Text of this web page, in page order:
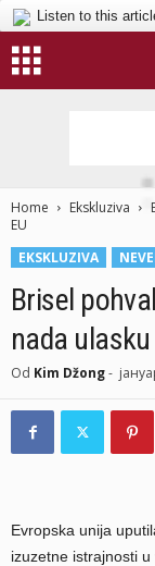
Listen to this
Home Ekskluziva
EU
EKSKLUZIVA
Brisel
nada ulasku
Od Kim Džong-
Evropska unija
izuzetne istrajnosti